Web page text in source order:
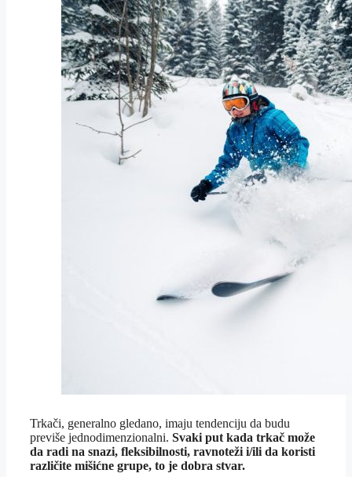
Trkači, generalno gledano, imaju tendenciju da budu
previše jednodimenzionalni. Svaki put kada trkač može
da radi na snazi, fleksibilnosti, ravnoteži i/ili da koristi
različite mišićne grupe, to je dobra stvar.